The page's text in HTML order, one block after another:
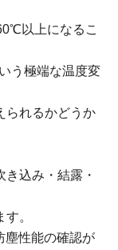
以上になるこ
う極端な温度変
られるかどうか
込み・結露・
。
塵性能の確認が